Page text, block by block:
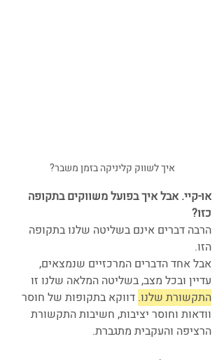
איך לשווק קליניקה בזמן משבר?
או-קיי. אבל איך בפועל משווקים בתקופה
כזו?
הרבה דברים אינם בשליטה שלנו בתקופה
הזו.
אבל אחד הדברים המרכזיים שנמצאים,
עדיין ובכל מצב, בשליטה המלאה שלנו זו
התקשורת שלנו. דווקא בתקופות של חוסר
וודאות וחוסר יציבות, חשיבות התקשורת
הרציפה והעקבית מתגברת.